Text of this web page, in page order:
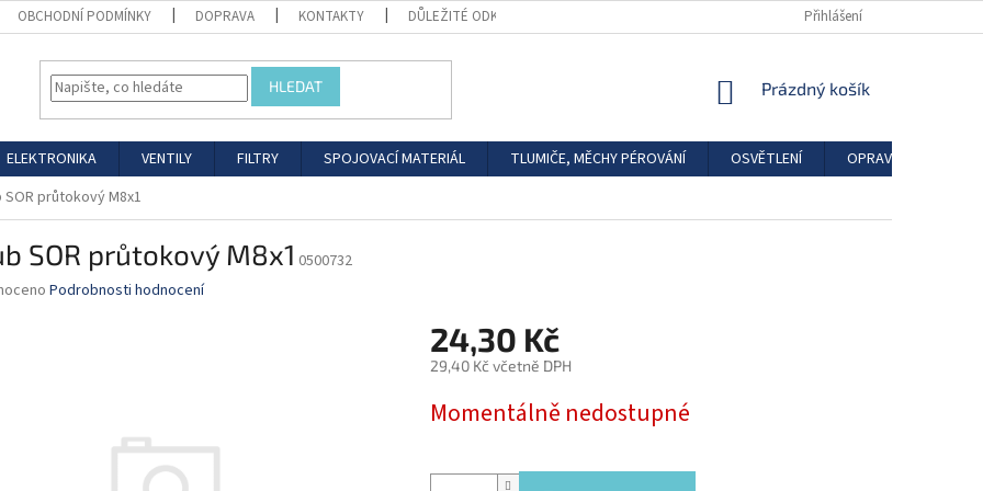
OBCHODNÍ PODMÍNKY DOPRAVA KONTAKTY DŮLEŽITÉ ODKAZY Přihlášení
HLEDAT
NÁKUPNÍ
Prázdný košík
ELEKTRONIKA VENTILY FILTRY SPOJOVACÍ MATERIÁL TLUMIČE, MĚCHY PÉROVÁNÍ OSVĚTLENÍ
OPRAVÁRENSKÉ
SOR průtokový M8x1
SOR průtokový M8x1 0500732
Podrobnosti hodnocení
24,30 Kč
29,40 Kč včetně DPH
cena:
Momentálně nedostupné